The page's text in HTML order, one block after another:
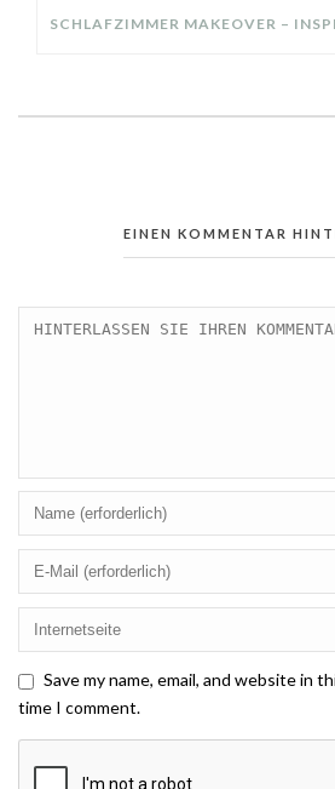
EINEN KOMMENTAR
Save my name, email, and website in
time I comment.